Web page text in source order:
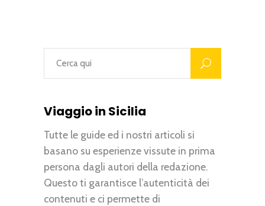
Viaggio in Sicilia
Tutte le guide ed i nostri articoli si
basano su esperienze vissute in prima
persona dagli autori della redazione.
Questo ti garantisce l’autenticità dei
contenuti e ci permette di